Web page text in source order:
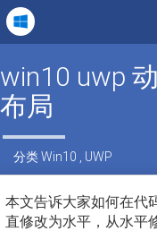
win10 uwp
布局
分类Win10 UWP
本文告诉大家如何在代
直修改为水平，从水平